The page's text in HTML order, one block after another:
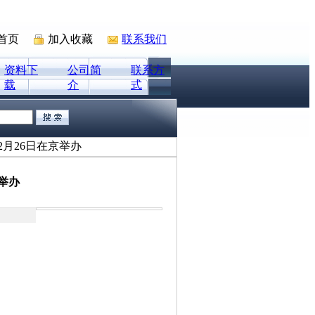
页 加入收藏 联系我们
资料下
载
公司简
介
联系方
式
26日在京举办
办